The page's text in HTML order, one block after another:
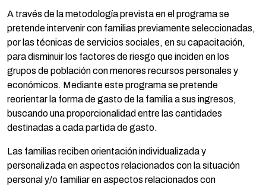
A través de la metodología prevista en el programa se
pretende intervenir con familias previamente seleccionadas,
por las técnicas de servicios sociales, en su capacitación,
para disminuir los factores de riesgo que inciden en los
grupos de población con menores recursos personales y
económicos. Mediante este programa se pretende
reorientar la forma de gasto de la familia a sus ingresos,
buscando una proporcionalidad entre las cantidades
destinadas a cada partida de gasto.
Las familias reciben orientación individualizada y
personalizada en aspectos relacionados con la situación
personal y/o familiar en aspectos relacionados con